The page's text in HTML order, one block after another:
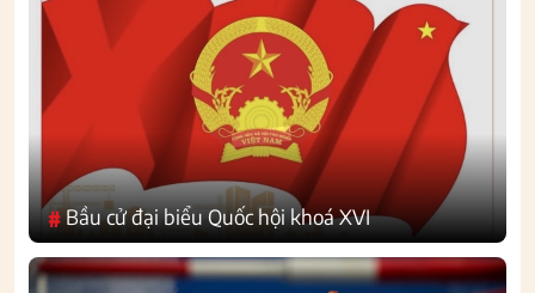
#Bầu cử đại biểu Quốc hội khoá XVI